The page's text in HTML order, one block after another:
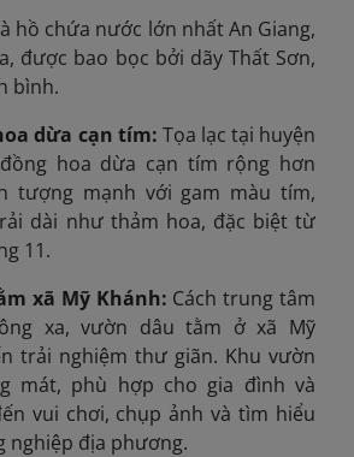
hồ chứa nước lớn nhất An Giang,
được bao bọc bởi dãy Thất Sơn,
bình.
dừa cạn tím: Tọa lạc tại huyện
hoa dừa cạn tím rộng hơn
tượng mạnh với gam màu tím,
dài như thảm hoa, đặc biệt từ
11.
xã Mỹ Khánh: Cách trung tâm
xa, vườn dâu tằm ở xã Mỹ
trải nghiệm thư giãn. Khu vườn
mát, phù hợp cho gia đình và
vui chơi, chụp ảnh và tìm hiểu
nghiệp địa phương.